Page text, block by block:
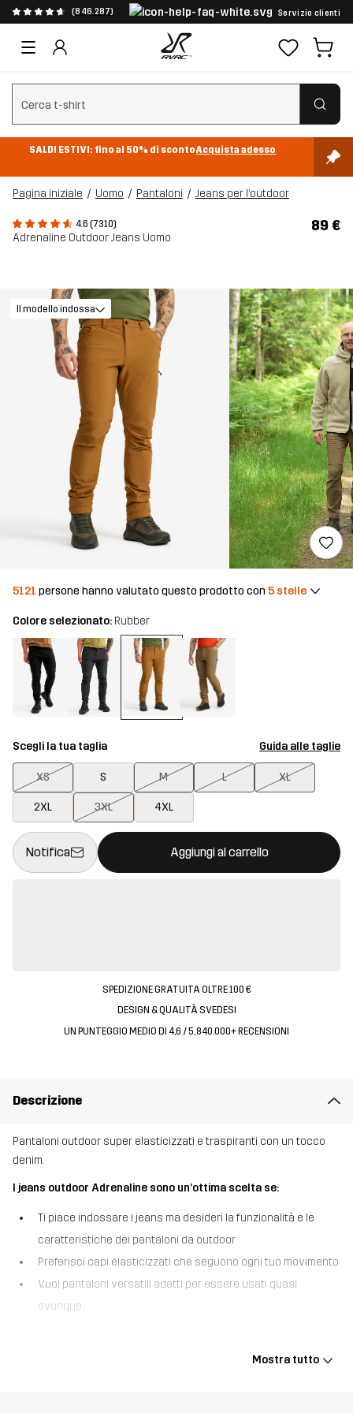
(846.287) Servizio clienti
Cancella ricerca
SALDI ESTIVI: fino al 50% di scontoAcquista adesso
Pagina iniziale Uomo Pantaloni Jeans per l’outdoor
4.6 (7310)
Adrenaline Outdoor Jeans Uomo
89 €
Il modello indossa
5121 persone hanno valutato questo prodotto con 5 stelle
Colore selezionato: Rubber
Scegli la tua taglia Guida alle taglie
XS S M L XL
2XL 3XL 4XL
Notifica Aggiungi al carrello
Questo tasto aprirà una finestra modale per confermare un
{{size}} non disponibile
SPEDIZIONE GRATUITA OLTRE 100 €
DESIGN & QUALITÀ SVEDESI
UN PUNTEGGIO MEDIO DI 4,6 / 5, 840.000+ RECENSIONI
Descrizione
Pantaloni outdoor super elasticizzati e traspiranti con un tocco
denim.
I jeans outdoor Adrenaline sono un’ottima scelta se:
Ti piace indossare i jeans ma desideri la funzionalità e le
caratteristiche dei pantaloni da outdoor
Preferisci capi elasticizzati che seguono ogni tuo movimento
Vuoi pantaloni versatili adatti per essere usati quasi
ovunque.
diverse caratteristiche che di solito si trovano in un paio di
Mostra tutto